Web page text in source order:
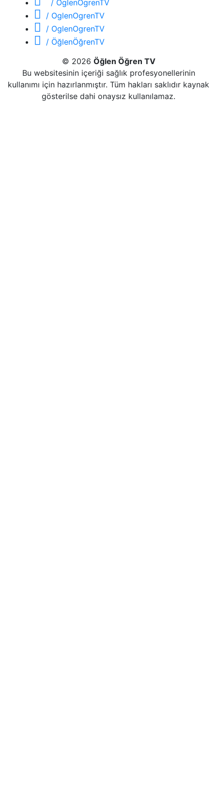
/ OglenOgrenTV
/ OglenOgrenTV
/ OglenOgrenTV
/ ÖğlenÖğrenTV
© 2026 Öğlen Öğren TV
Bu websitesinin içeriği sağlık profesyonellerinin
kullanımı için hazırlanmıştır. Tüm hakları saklıdır kaynak
gösterilse dahi onaysız kullanılamaz.